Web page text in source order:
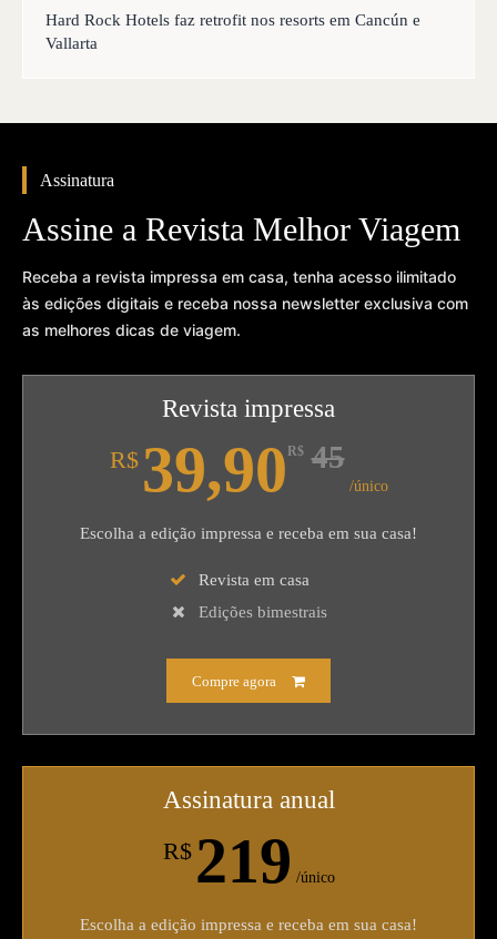
Hard Rock Hotels faz retrofit nos resorts em Cancún e
Vallarta
Assinatura
Assine a Revista Melhor Viagem
Receba a revista impressa em casa, tenha acesso ilimitado
às edições digitais e receba nossa newsletter exclusiva com
as melhores dicas de viagem.
Revista impressa
R$ 39,90 R$ 45
/único
Escolha a edição impressa e receba em sua casa!
Revista em casa
Edições bimestrais
Compre agora
Assinatura anual
R$ 219 /único
Escolha a edição impressa e receba em sua casa!